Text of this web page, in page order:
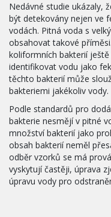
Nedávné studie ukázaly,
být detekovány nejen ve
vodách. Pitná voda s
obsahovat takové
koliformních bakterií
identifikovat vodu jako
těchto bakterií může
bakteriemi jakékoliv vody.
Podle standardů pro
bakterie nesmějí v pitné
množství bakterií jako
obsah bakterií neměl
odběr vzorků se má
vyskytují častěji, úprava
úpravu vody pro